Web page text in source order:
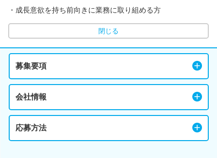
・成長意欲を持ち前向きに業務に取り組める方
閉じる
募集要項
会社情報
応募方法